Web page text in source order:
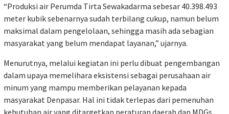
“Produksi air Perumda Tirta Sewakadarma sebesar 40.398.493
meter kubik sebenarnya sudah terbilang cukup, namun belum
maksimal dalam pengelolaan, sehingga masih ada sebagian
masyarakat yang belum mendapat layanan,” ujarnya.
Menurutnya, melalui kegiatan ini perlu dibuat pengembangan
dalam upaya memelihara eksistensi sebagai perusahaan air
minum yang mampu memberikan pelayanan kepada
masyarakat Denpasar. Hal ini tidak terlepas dari pemenuhan
kebutuhan air yang ditargetkan peraturan daerah dan MDGs